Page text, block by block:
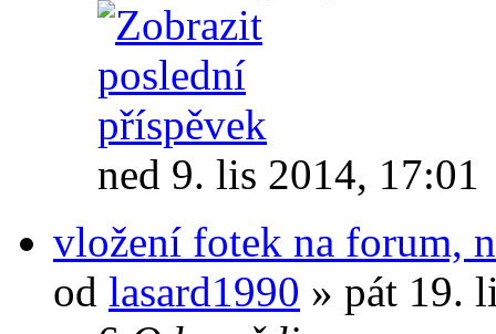
ned 9. lis 2014, 17:01
vložení fotek na forum,
od lasard1990 » pát 19.